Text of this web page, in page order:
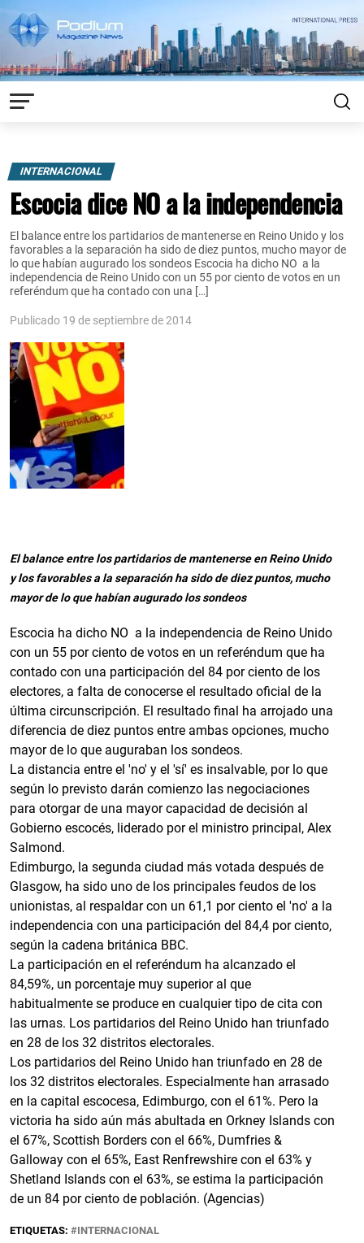
INTERNACIONAL
Escocia dice NO a la independencia
El balance entre los partidarios de mantenerse en Reino Unido y los
favorables a la separación ha sido de diez puntos, mucho mayor de
lo que habían augurado los sondeos Escocia ha dicho NO a la
independencia de Reino Unido con un 55 por ciento de votos en un
referéndum que ha contado con una […]
Publicado 19 de septiembre de 2014
El balance entre los partidarios de mantenerse en Reino Unido
y los favorables a la separación ha sido de diez puntos, mucho
mayor de lo que habían augurado los sondeos
Escocia ha dicho NO a la independencia de Reino Unido
con un 55 por ciento de votos en un referéndum que ha
contado con una participación del 84 por ciento de los
electores, a falta de conocerse el resultado oficial de la
última circunscripción. El resultado final ha arrojado una
diferencia de diez puntos entre ambas opciones, mucho
mayor de lo que auguraban los sondeos.
La distancia entre el 'no' y el 'sí' es insalvable, por lo que
según lo previsto darán comienzo las negociaciones
para otorgar de una mayor capacidad de decisión al
Gobierno escocés, liderado por el ministro principal, Alex
Salmond.
Edimburgo, la segunda ciudad más votada después de
Glasgow, ha sido uno de los principales feudos de los
unionistas, al respaldar con un 61,1 por ciento el 'no' a la
independencia con una participación del 84,4 por ciento,
según la cadena británica BBC.
La participación en el referéndum ha alcanzado el
84,59%, un porcentaje muy superior al que
habitualmente se produce en cualquier tipo de cita con
las urnas. Los partidarios del Reino Unido han triunfado
en 28 de los 32 distritos electorales.
Los partidarios del Reino Unido han triunfado en 28 de
los 32 distritos electorales. Especialmente han arrasado
en la capital escocesa, Edimburgo, con el 61%. Pero la
victoria ha sido aún más abultada en Orkney Islands con
el 67%, Scottish Borders con el 66%, Dumfries &
Galloway con el 65%, East Renfrewshire con el 63% y
Shetland Islands con el 63%, se estima la participación
de un 84 por ciento de población. (Agencias)
ETIQUETAS: INTERNACIONAL